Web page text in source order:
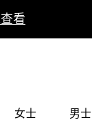
看
女士 男士